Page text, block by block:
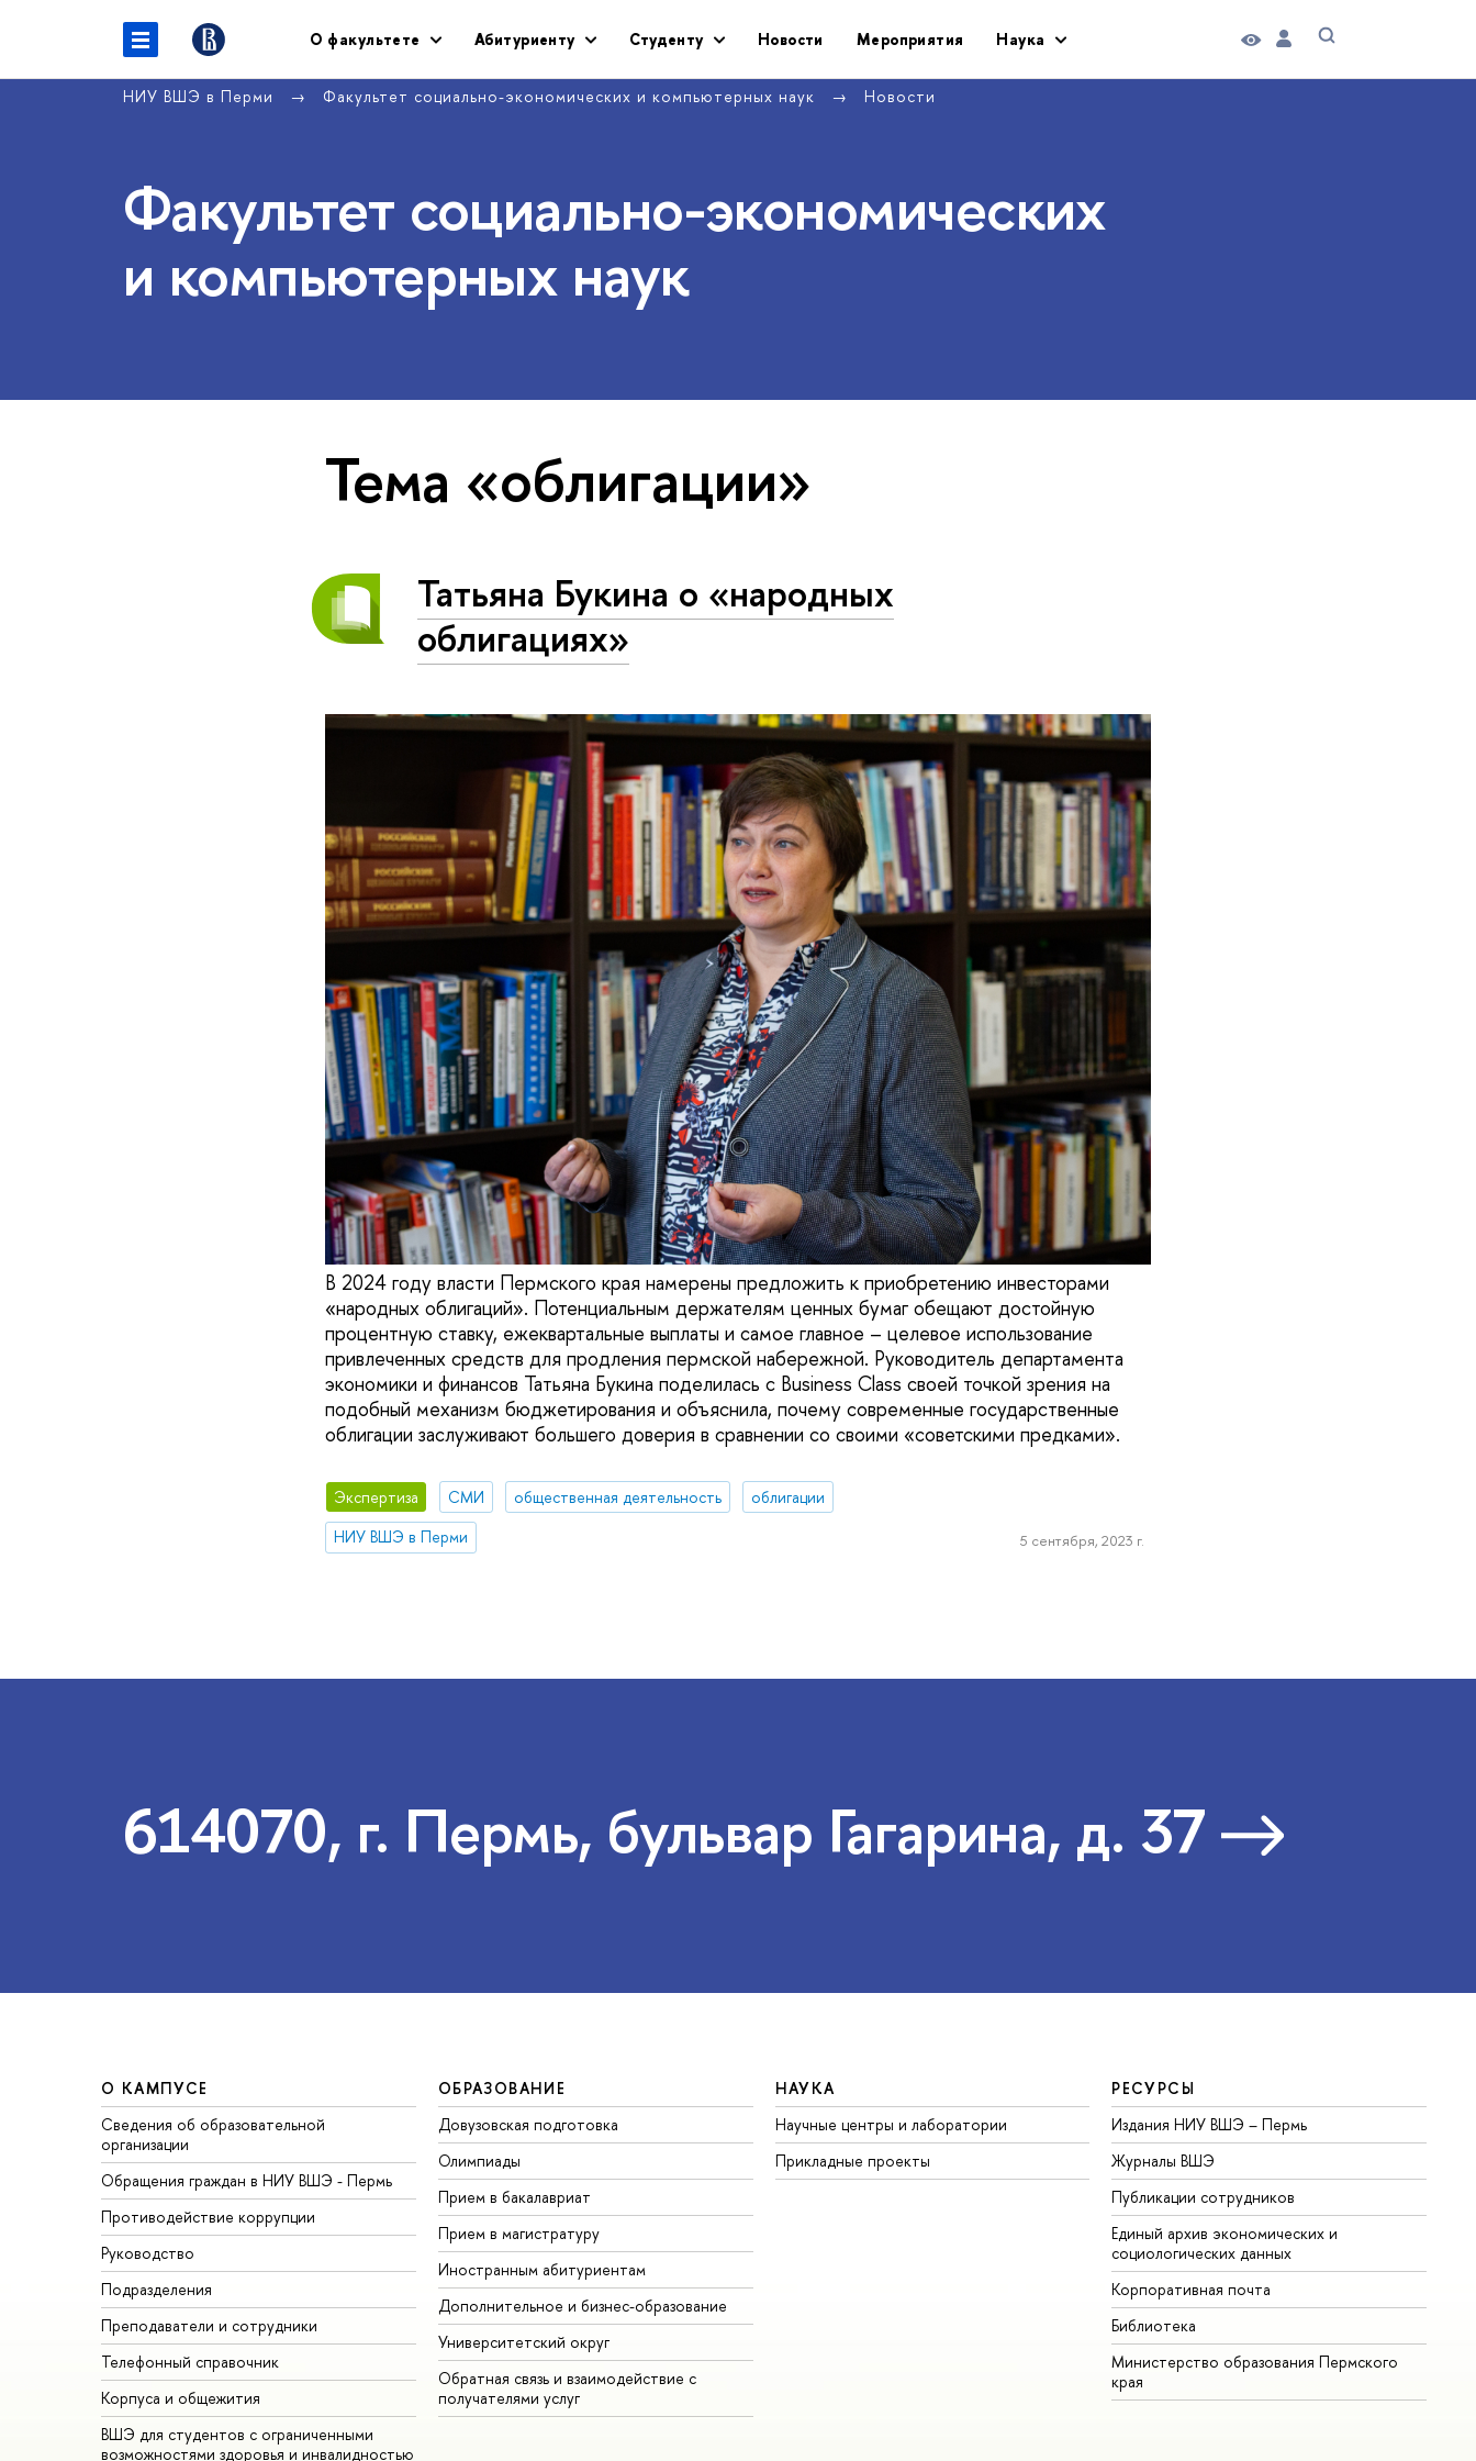
О факультете Абитуриенту Студенту Новости Мероприятия Наука
НИУ ВШЭ в Перми Факультет социально-экономических и компьютерных наук Новости
Факультет социально-экономических
и компьютерных наук
Тема «облигации»
Татьяна Букина о «народных
облигациях»
В 2024 году власти Пермского края намерены предложить к приобретению инвесторами
«народных облигаций». Потенциальным держателям ценных бумаг обещают достойную
процентную ставку, ежеквартальные выплаты и самое главное – целевое использование
привлеченных средств для продления пермской набережной. Руководитель департамента
экономики и финансов Татьяна Букина поделилась с Business Class своей точкой зрения на
подобный механизм бюджетирования и объяснила, почему современные государственные
облигации заслуживают большего доверия в сравнении со своими «советскими предками».
Экспертиза СМИ общественная деятельность
облигации
НИУ ВШЭ в Перми
5 сентября, 2023 г.
614070, г. Пермь, бульвар Гагарина, д. 37
О КАМПУСЕ
Сведения об образовательной
организации
Обращения граждан в НИУ ВШЭ - Пермь
Противодействие коррупции
Руководство
Подразделения
Преподаватели и сотрудники
Телефонный справочник
Корпуса и общежития
ВШЭ для студентов с ограниченными
возможностями здоровья и инвалидностью
ОБРАЗОВАНИЕ
Довузовская подготовка
Олимпиады
Прием в бакалавриат
Прием в магистратуру
Иностранным абитуриентам
Дополнительное и бизнес-образование
Университетский округ
Обратная связь и взаимодействие с
получателями услуг
НАУКА
Научные центры и лаборатории
Прикладные проекты
РЕСУРСЫ
Издания НИУ ВШЭ ­– Пермь
Журналы ВШЭ
Публикации сотрудников
Единый архив экономических и
социологических данных
Корпоративная почта
Библиотека
Министерство образования Пермского
края